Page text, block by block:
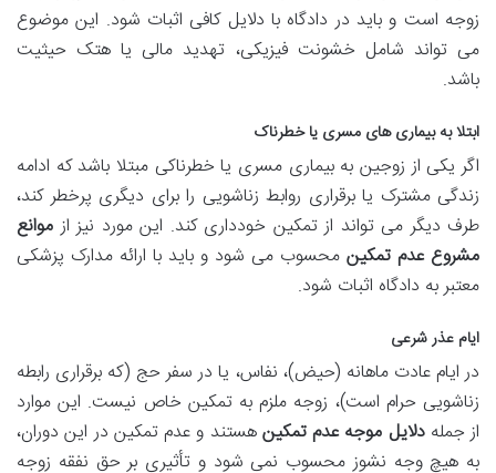
زوجه است و باید در دادگاه با دلایل کافی اثبات شود. این موضوع
می تواند شامل خشونت فیزیکی، تهدید مالی یا هتک حیثیت
باشد.
ابتلا به بیماری های مسری یا خطرناک
اگر یکی از زوجین به بیماری مسری یا خطرناکی مبتلا باشد که ادامه
زندگی مشترک یا برقراری روابط زناشویی را برای دیگری پرخطر کند،
طرف دیگر می تواند از تمکین خودداری کند. این مورد نیز از موانع
مشروع عدم تمکین محسوب می شود و باید با ارائه مدارک پزشکی
معتبر به دادگاه اثبات شود.
ایام عذر شرعی
در ایام عادت ماهانه (حیض)، نفاس، یا در سفر حج (که برقراری رابطه
زناشویی حرام است)، زوجه ملزم به تمکین خاص نیست. این موارد
از جملهدلایل موجه عدم تمکینهستند و عدم تمکین در این دوران،
به هیچ وجه نشوز محسوب نمی شود و تأثیری بر حق نفقه زوجه